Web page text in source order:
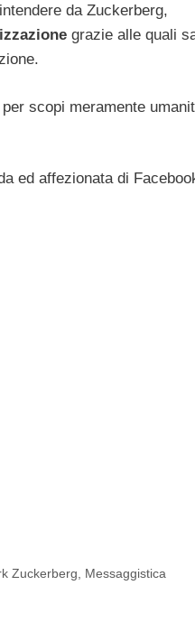
da Zuckerberg,
grazie alle quali
scopi meramente
ed affezionata di
Zuckerberg, Messaggistica